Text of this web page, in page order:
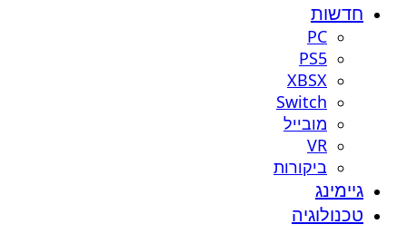
חדשות
PC
PS5
XBSX
Switch
מובייל
VR
ביקורות
גיימינג
טכנולוגיה